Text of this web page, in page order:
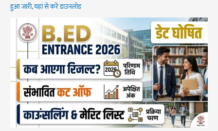
हुआ जारी, यहां से करें डाउनलोड